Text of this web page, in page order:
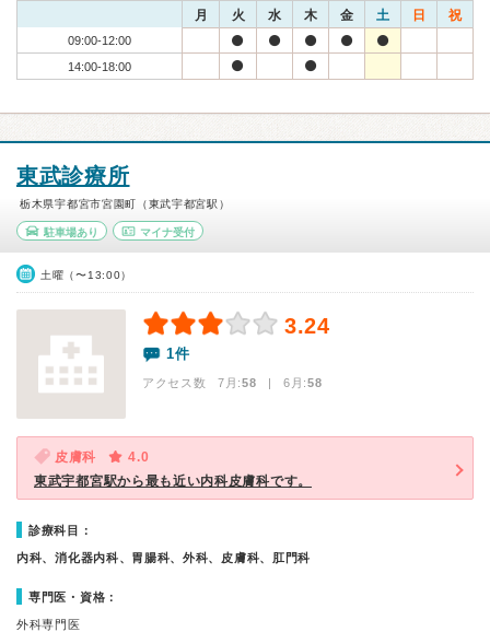
月 火 水 木 金 土 日 祝
09:00-12:00
14:00-18:00
東武診療所
栃木県宇都宮市宮園町（東武宇都宮駅）
駐車場あり マイナ受付
土曜（〜13:00）
3.24
1件
アクセス数 7月:58 | 6月:58
皮膚科
4.0
東武宇都宮駅から最も近い内科皮膚科です。
診療科目：
内科、消化器内科、胃腸科、外科、皮膚科、肛門科
専門医・資格：
外科専門医